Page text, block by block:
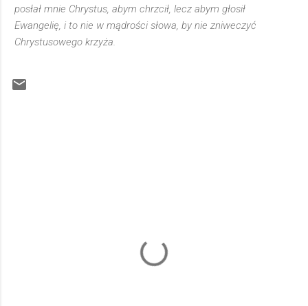
posłał mnie Chrystus, abym chrzcił, lecz abym głosił
Ewangelię, i to nie w mądrości słowa, by nie zniweczyć
Chrystusowego krzyża.